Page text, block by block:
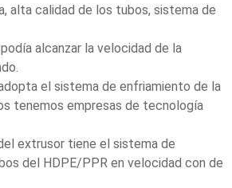
alta calidad de los tubos, sistema de
alcanzar la velocidad de la
el sistema de enfriamiento de la
tenemos empresas de tecnología
extrusor tiene el sistema de
del HDPE/PPR en velocidad con de